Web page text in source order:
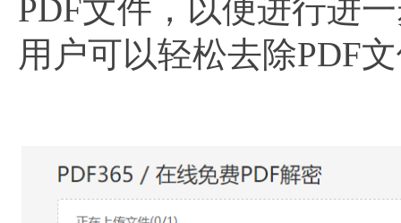
PDF文件，以便进行进
用户可以轻松去除PDF